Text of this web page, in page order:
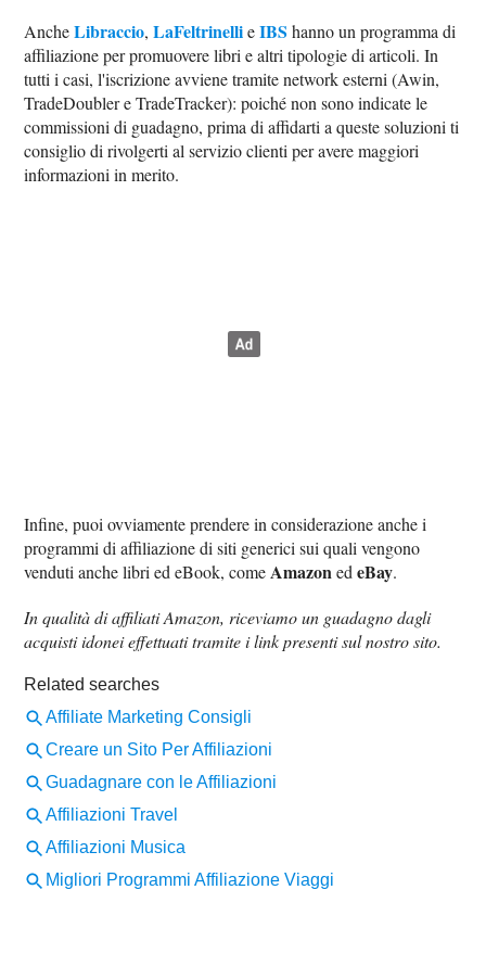
AncheLibraccio,LaFeltrinellieIBS hanno un programma di
affiliazione per promuovere libri e altri tipologie di articoli. In
tutti i casi, l'iscrizione avviene tramite network esterni (Awin,
TradeDoubler e TradeTracker): poiché non sono indicate le
commissioni di guadagno, prima di affidarti a queste soluzioni ti
consiglio di rivolgerti al servizio clienti per avere maggiori
informazioni in merito.
Infine, puoi ovviamente prendere in considerazione anche i
programmi di affiliazione di siti generici sui quali vengono
venduti anche libri ed eBook, come AmazonedeBay.
In qualità di affiliati Amazon, riceviamo un guadagno dagli
acquisti idonei effettuati tramite i link presenti sul nostro sito.